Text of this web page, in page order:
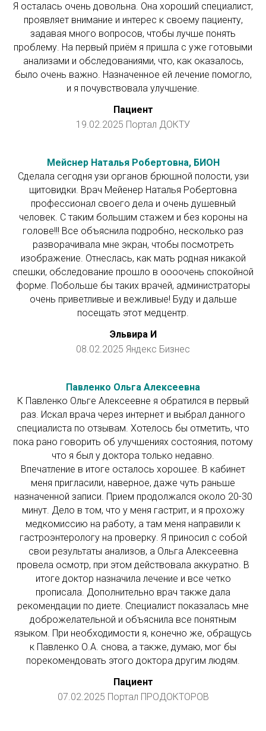
Я осталась очень довольна. Она хороший специалист,
проявляет внимание и интерес к своему пациенту,
задавая много вопросов, чтобы лучше понять
проблему. На первый приём я пришла с уже готовыми
анализами и обследованиями, что, как оказалось,
было очень важно. Назначенное ей лечение помогло,
и я почувствовала улучшение.
Пациент
19.02.2025 Портал ДОКТУ
Мейснер Наталья Робертовна, БИОН
Сделала сегодня узи органов брюшной полости, узи
щитовидки. Врач Мейенер Наталья Робертовна
профессионал своего дела и очень душевный
человек. С таким большим стажем и без короны на
голове!!! Все объяснила подробно, несколько раз
разворачивала мне экран, чтобы посмотреть
изображение. Отнеслась, как мать родная никакой
спешки, обследование прошло в оооочень спокойной
форме. Побольше бы таких врачей, администраторы
очень приветливые и вежливые! Буду и дальше
посещать этот медцентр.
Эльвира И
08.02.2025 Яндекс Бизнес
Павленко Ольга Алексеевна
К Павленко Ольге Алексеевне я обратился в первый
раз. Искал врача через интернет и выбрал данного
специалиста по отзывам. Хотелось бы отметить, что
пока рано говорить об улучшениях состояния, потому
что я был у доктора только недавно.
Впечатление в итоге осталось хорошее. В кабинет
меня пригласили, наверное, даже чуть раньше
назначенной записи. Прием продолжался около 20-30
минут. Дело в том, что у меня гастрит, и я прохожу
медкомиссию на работу, а там меня направили к
гастроэнтерологу на проверку. Я приносил с собой
свои результаты анализов, а Ольга Алексеевна
провела осмотр, при этом действовала аккуратно. В
итоге доктор назначила лечение и все четко
прописала. Дополнительно врач также дала
рекомендации по диете. Специалист показалась мне
доброжелательной и объяснила все понятным
языком. При необходимости я, конечно же, обращусь
к Павленко О.А. снова, а также, думаю, мог бы
порекомендовать этого доктора другим людям.
Пациент
07.02.2025 Портал ПРОДОКТОРОВ